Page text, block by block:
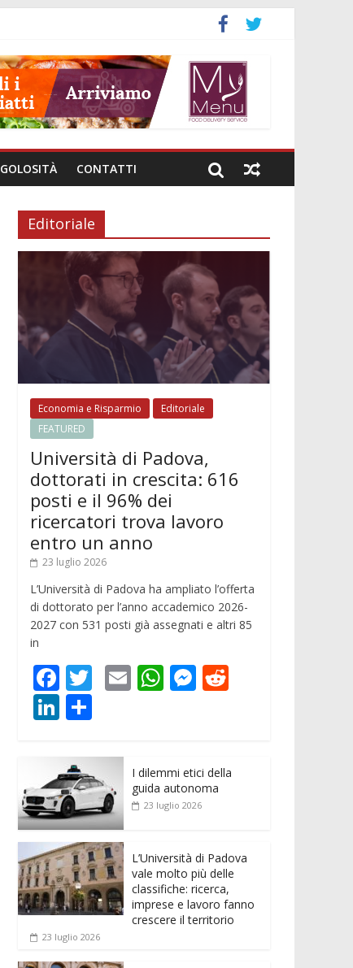
GOLOSITÀ CONTATTI
Editoriale
Economia e Risparmio
Editoriale
FEATURED
Università di Padova,
dottorati in crescita: 616
posti e il 96% dei
ricercatori trova lavoro
entro un anno
23 luglio 2026
L’Università di Padova ha ampliato l’offerta
di dottorato per l’anno accademico 2026-
2027 con 531 posti già assegnati e altri 85
in
F
ac
e
b
o
o
k
T
er
E W
A
p
M
n
g
t
Li
k
e
dI
n
n
di
vi
di
I dilemmi etici della
guida autonoma
23 luglio 2026
L’Università di Padova
vale molto più delle
classifiche: ricerca,
imprese e lavoro fanno
crescere il territorio
23 luglio 2026